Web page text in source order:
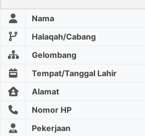
Nama
Halaqah/Cabang
Gelombang
Tempat/Tanggal Lahir
Alamat
Nomor HP
Pekerjaan